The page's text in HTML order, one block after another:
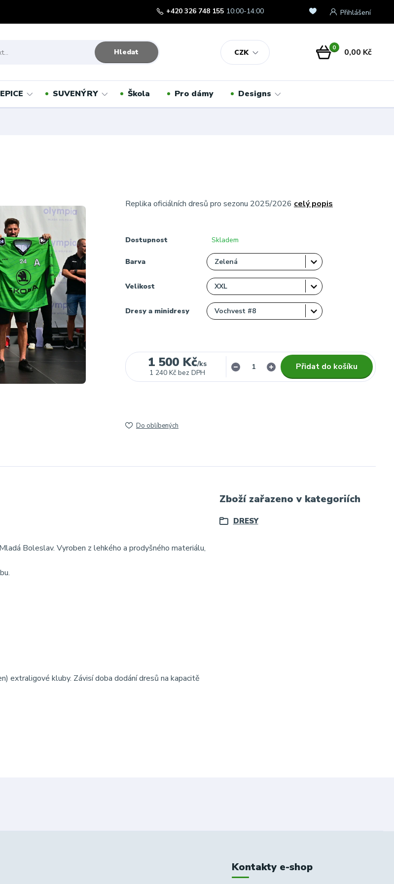
CZK
Přihlášení
Hledat
+420 326 748 155 10:00-14:00
0 0,00 Kč
SUVENÝRY Škola Pro dámy Designs
Replika oficiálních dresů pro sezonu 2025/2026 celý popis
Dostupnost Skladem
Barva
Velikost
Dresy a minidresy
1 500 Kč/ks
1 240 Kč bez DPH
Přidat do košíku
Do oblíbených
Boleslav. Vyroben z lehkého a prodyšného materiálu,
extraligové kluby. Závisí doba dodání dresů na kapacitě
Zboží zařazeno v kategoriích
DRESY
Kontakty e-shop